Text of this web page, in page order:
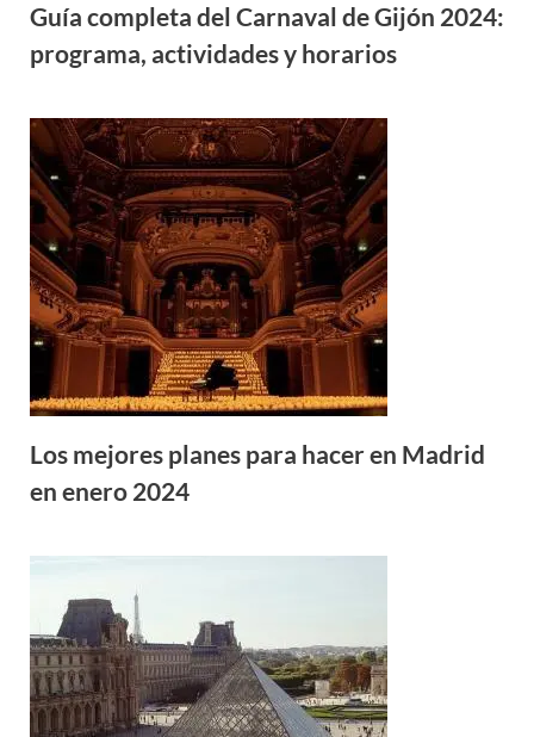
Guía completa del Carnaval de Gijón 2024:
programa, actividades y horarios
Los mejores planes para hacer en Madrid
en enero 2024